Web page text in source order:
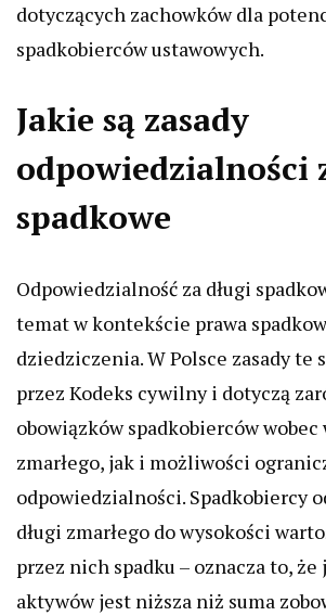
dotyczących zachowków dla
spadkobierców ustawowych.
Jakie są zasady
odpowiedzialności
spadkowe
Odpowiedzialność za długi
temat w kontekście prawa
dziedziczenia. W Polsce zasady te
przez Kodeks cywilny i dotyczą
obowiązków spadkobierców
zmarłego, jak i możliwości
odpowiedzialności. Spadkobiercy
długi zmarłego do wysokości
przez nich spadku – oznacza to,
aktywów jest niższa niż suma